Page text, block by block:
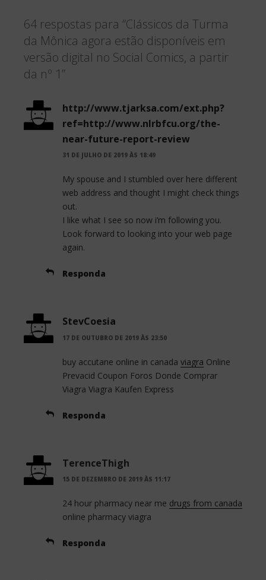
e
b
k
t
r
e
64 respostas para “Clássicos da Turma
da Mônica agora estão disponíveis em
versão digital no Social Comics, a partir
da nº 1”
http://www.tjarksa.com/ext.php?
ref=http://www.nlrbfcu.org/the-
near-future-report-review
31 DE JULHO DE 2019 ÀS 18:49
My spouse and I stumbled over here different
web address and thought I might check things
out.
I like what I see so now i’m following you.
Look forward to looking into your web page
again.
Responda
StevCoesia
17 DE OUTUBRO DE 2019 ÀS 23:50
buy accutane online in canada viagra Online
Prevacid Coupon Foros Donde Comprar
Viagra Viagra Kaufen Express
Responda
TerenceThigh
15 DE DEZEMBRO DE 2019 ÀS 11:17
24 hour pharmacy near me drugs from canada
online pharmacy viagra
Responda